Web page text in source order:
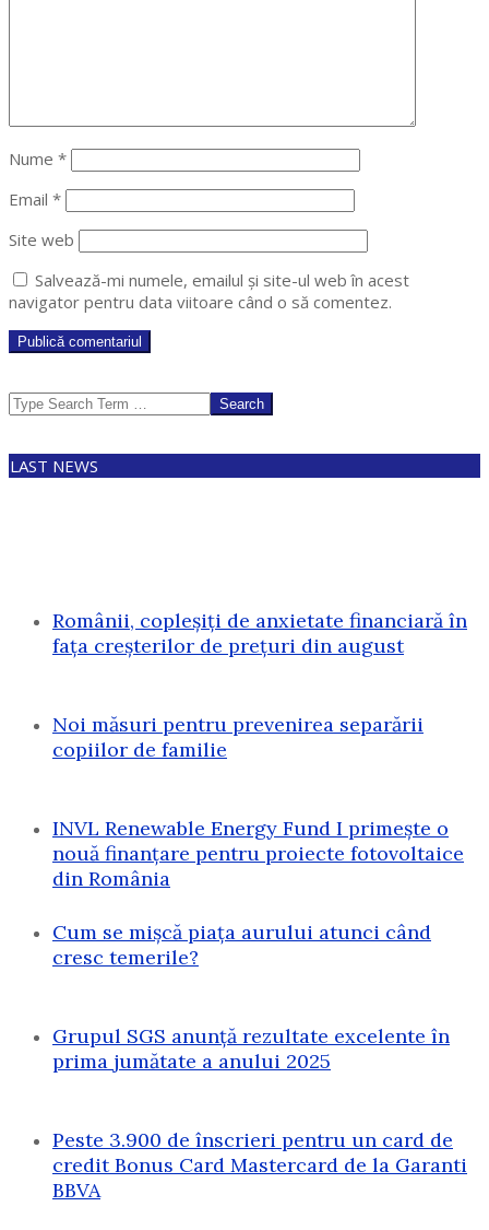
Nume *
Email *
Site web
Salvează-mi numele, emailul și site-ul web în acest
navigator pentru data viitoare când o să comentez.
Search
LAST NEWS
Românii, copleșiți de anxietate financiară în
fața creșterilor de prețuri din august
Noi măsuri pentru prevenirea separării
copiilor de familie
INVL Renewable Energy Fund I primește o
nouă finanțare pentru proiecte fotovoltaice
din România
Cum se mișcă piața aurului atunci când
cresc temerile?
Grupul SGS anunță rezultate excelente în
prima jumătate a anului 2025
Peste 3.900 de înscrieri pentru un card de
credit Bonus Card Mastercard de la Garanti
BBVA